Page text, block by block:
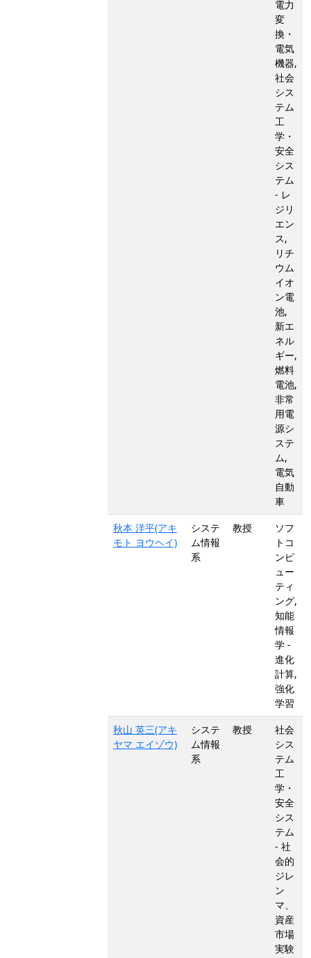
電力
変
換・
電気
機器,
社会
シス
テム
工
学・
安全
シス
テム
- レ
ジリ
エン
ス,
リチ
ウム
イオ
ン電
池,
新エ
ネル
ギー,
燃料
電池,
非常
用電
源シ
ステ
ム,
電気
自動
車
秋本 洋平(アキ
モト ヨウヘイ)
システ
ム情報
系
教授
ソフ
トコ
ンピ
ュー
ティ
ング,
知能
情報
学 -
進化
計算,
強化
学習
秋山 英三(アキ
ヤマ エイゾウ)
システ
ム情報
系
教授
社会
シス
テム
工
学・
安全
シス
テム
- 社
会的
ジレ
ン
マ、
資産
市場
実験